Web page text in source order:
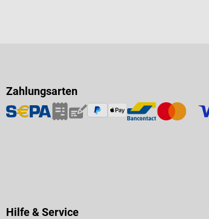
Zahlungsarten
Hilfe & Service